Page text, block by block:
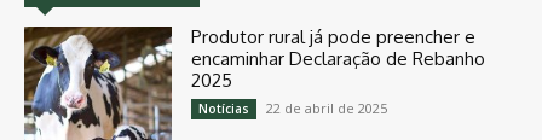
Produtor rural já pode preencher e
encaminhar Declaração de Rebanho
2025
Notícias 22 de abril de 2025